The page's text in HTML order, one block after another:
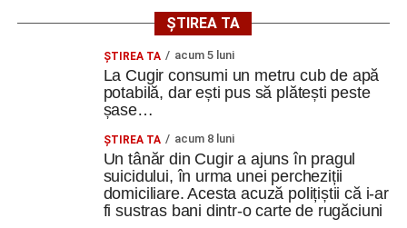
preferată pe Google
Ultimele știri din Cugir
Cum și-a construit un informatician din Cugir propria
mașină solară. Vehiculul a ajuns și la o expoziție din
Trei profesori ai Colegiului Național „David Prodan”
Cugir și-au perfecționat competențele prin
ȘTIREA TA
ȘTIREA TA acum 5 luni
La Cugir consumi un metru cub de apă
potabilă, dar ești pus să plătești peste
șase…
ȘTIREA TA acum 8 luni
Un tânăr din Cugir a ajuns în pragul
suicidului, în urma unei percheziții
domiciliare. Acesta acuză polițiștii că i-ar
fi sustras bani dintr-o carte de rugăciuni